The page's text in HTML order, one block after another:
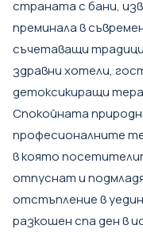
страната с бани,
преминала в
съчетаващи
здравни хотели,
детоксикиращи
Спокойната
професионалните
в която
отпуснат и
отстъпление в
разкошен спа ден в